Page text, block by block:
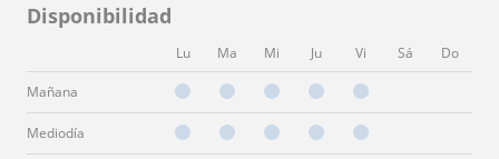
Disponibilidad
Lu Ma Mi Ju Vi Sá Do
Mañana
Mediodía